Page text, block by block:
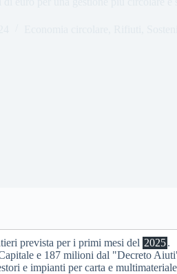
prevista per i primi mesi del 2025.
e 187 milioni dal "Decreto
e impianti per carta e